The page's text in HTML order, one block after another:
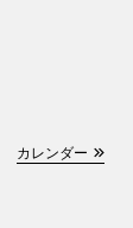
カレンダー